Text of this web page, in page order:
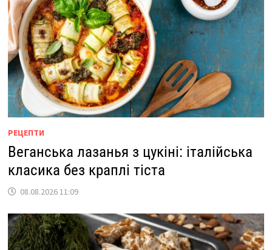
РЕЦЕПТИ
Веганська лазанья з цукіні: італійська
класика без краплі тіста
08.08.2026 11:09